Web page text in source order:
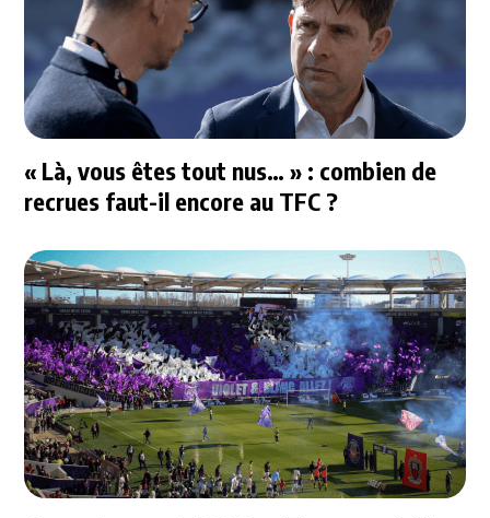
« Là, vous êtes tout nus… » : combien de
recrues faut-il encore au TFC ?